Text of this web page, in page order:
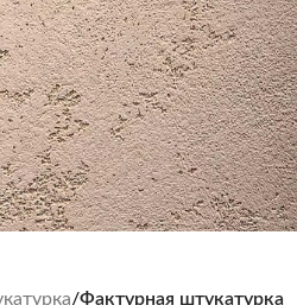
Фактурная штукатурка